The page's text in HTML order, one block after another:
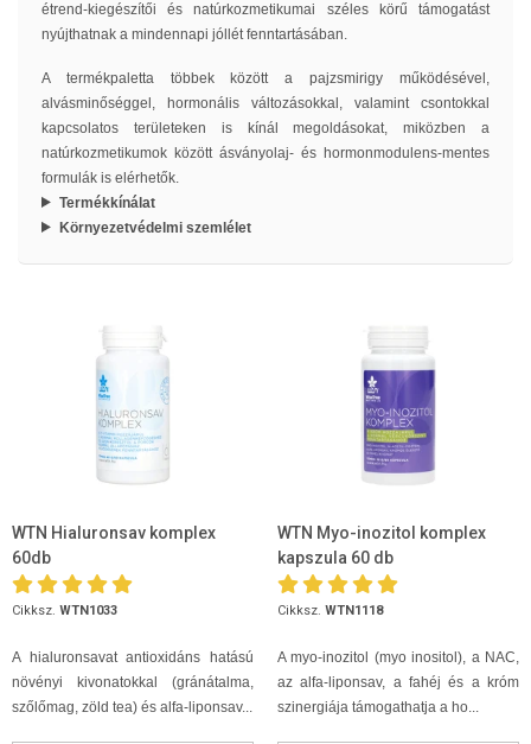
étrend-kiegészítői és natúrkozmetikumai széles körű támogatást
nyújthatnak a mindennapi jóllét fenntartásában.
A termékpaletta többek között a pajzsmirigy működésével,
alvásminőséggel, hormonális változásokkal, valamint csontokkal
kapcsolatos területeken is kínál megoldásokat, miközben a
natúrkozmetikumok között ásványolaj- és hormonmodulens-mentes
formulák is elérhetők.
Termékkínálat
Környezetvédelmi szemlélet
WTN Hialuronsav komplex
60db
Cikksz. WTN1033
A hialuronsavat antioxidáns hatású
növényi kivonatokkal (gránátalma,
szőlőmag, zöld tea) és alfa-liponsav...
WTN Myo-inozitol komplex
kapszula 60 db
Cikksz. WTN1118
A myo-inozitol (myo inositol), a NAC,
az alfa-liponsav, a fahéj és a króm
szinergiája támogathatja a ho...